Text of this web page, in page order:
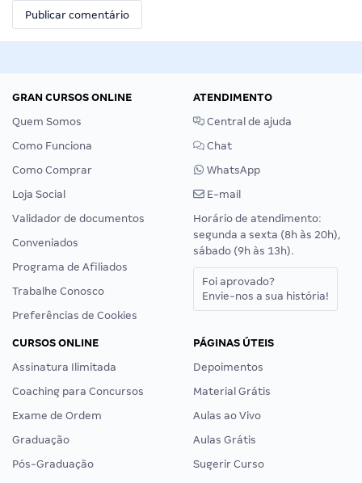
GRAN CURSOS ONLINE
Quem Somos
Como Funciona
Como Comprar
Loja Social
Validador de documentos
Conveniados
Programa de Afiliados
Trabalhe Conosco
Preferências de Cookies
ATENDIMENTO
Central de ajuda
Chat
WhatsApp
E-mail
Horário de atendimento:
segunda a sexta (8h às 20h),
sábado (9h às 13h).
Foi aprovado?
Envie-nos a sua história!
CURSOS ONLINE
Assinatura Ilimitada
Coaching para Concursos
Exame de Ordem
Graduação
Pós-Graduação
PÁGINAS ÚTEIS
Depoimentos
Material Grátis
Aulas ao Vivo
Aulas Grátis
Sugerir Curso